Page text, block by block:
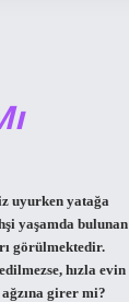
uyurken yatağa
yaşamda bulunan
görülmektedir.
hızla evin
girer mi?